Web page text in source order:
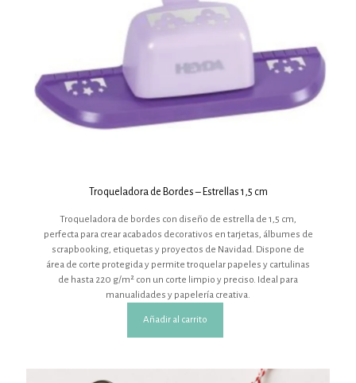
Troqueladora de Bordes – Estrellas 1,5 cm
Troqueladora de bordes con diseño de estrella de 1,5 cm,
perfecta para crear acabados decorativos en tarjetas, álbumes de
scrapbooking, etiquetas y proyectos de Navidad. Dispone de
área de corte protegida y permite troquelar papeles y cartulinas
de hasta 220 g/m² con un corte limpio y preciso. Ideal para
manualidades y papelería creativa.
Añadir al carrito